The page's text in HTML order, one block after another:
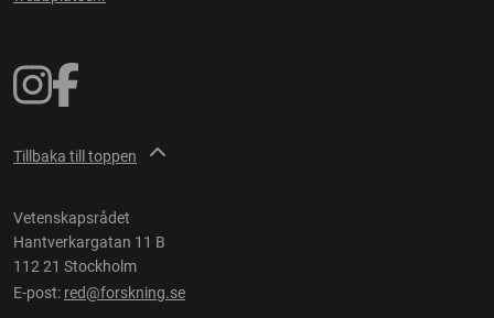
Tillbaka till toppen
Vetenskapsrådet
Hantverkargatan 11 B
112 21 Stockholm
E-post: red@forskning.se